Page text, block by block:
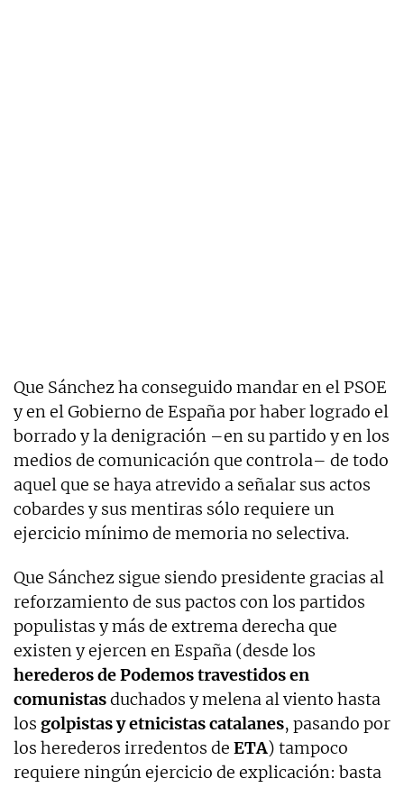
Que Sánchez ha conseguido mandar en el PSOE
y en el Gobierno de España por haber logrado el
borrado y la denigración –en su partido y en los
medios de comunicación que controla– de todo
aquel que se haya atrevido a señalar sus actos
cobardes y sus mentiras sólo requiere un
ejercicio mínimo de memoria no selectiva.
Que Sánchez sigue siendo presidente gracias al
reforzamiento de sus pactos con los partidos
populistas y más de extrema derecha que
existen y ejercen en España (desde los
herederos de Podemos travestidos en
comunistasduchados y melena al viento hasta
los golpistas y etnicistas catalanes, pasando por
los herederos irredentos de ETA) tampoco
requiere ningún ejercicio de explicación: basta